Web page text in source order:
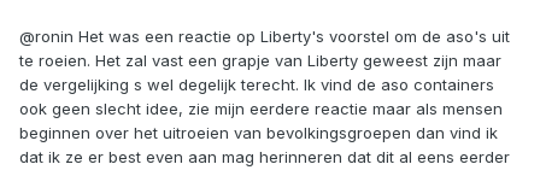
@ronin Het was een reactie op Liberty's voorstel om de aso's uit
te roeien. Het zal vast een grapje van Liberty geweest zijn maar
de vergelijking s wel degelijk terecht. Ik vind de aso containers
ook geen slecht idee, zie mijn eerdere reactie maar als mensen
beginnen over het uitroeien van bevolkingsgroepen dan vind ik
dat ik ze er best even aan mag herinneren dat dit al eens eerder